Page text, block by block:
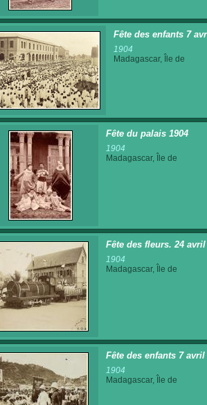
Fête des enfants 7
1904
Madagascar, Île de
Fête du palais 1904
1904
Madagascar, Île de
Fête des fleurs. 24
1904
Madagascar, Île de
Fête des enfants 7
1904
Madagascar, Île de